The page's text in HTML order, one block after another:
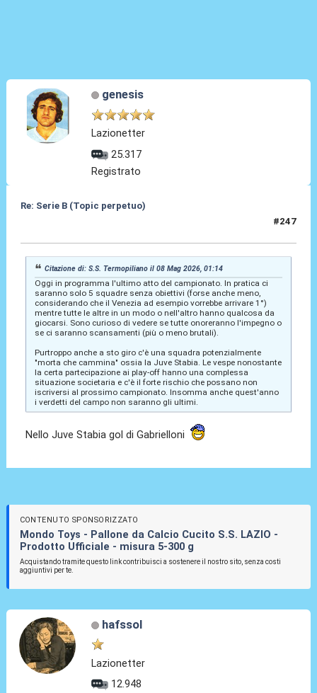
genesis
Lazionetter
25.317
Registrato
Re: Serie B (Topic perpetuo)
#247
Citazione di: S.S. Termopiliano il 08 Mag 2026, 01:14
Oggi in programma l'ultimo atto del campionato. In pratica ci
saranno solo 5 squadre senza obiettivi (forse anche meno,
considerando che il Venezia ad esempio vorrebbe arrivare 1°)
mentre tutte le altre in un modo o nell'altro hanno qualcosa da
giocarsi. Sono curioso di vedere se tutte onoreranno l'impegno o
se ci saranno scansamenti (più o meno brutali).
Purtroppo anche a sto giro c'è una squadra potenzialmente
"morta che cammina" ossia la Juve Stabia. Le vespe nonostante
la certa partecipazione ai play-off hanno una complessa
situazione societaria e c'è il forte rischio che possano non
iscriversi al prossimo campionato. Insomma anche quest'anno
i verdetti del campo non saranno gli ultimi.
Nello Juve Stabia gol di Gabrielloni
CONTENUTO SPONSORIZZATO
Mondo Toys - Pallone da Calcio Cucito S.S. LAZIO -
Prodotto Ufficiale - misura 5-300 g
Acquistando tramite questo link contribuisci a sostenere il nostro sito, senza costi
aggiuntivi per te.
hafssol
Lazionetter
12.948